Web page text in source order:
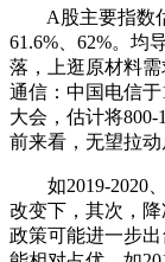
A股主要指数估
61.6%、62%。均
落，上逛原材料需
通信：中国电信
大会，估计将
前来看，无望拉动
如2019-2020、
改变下，其次，
政策可能进一步